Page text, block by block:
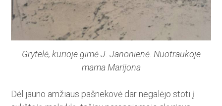
Grytelė, kurioje gimė J. Janonienė. Nuotraukoje
mama Marijona
Dėl jauno amžiaus pašnekovė dar negalėjo stoti į